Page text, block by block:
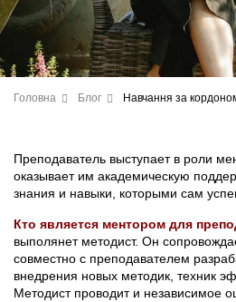
Головна Блог Навчання за
Преподаватель выступает в роли
оказывает им академическую
знания и навыки, которыми сам
Кто является ментором для
выполянет методист. Он
совместно с преподавателем
внедрения новых методик, техник
Методист проводит и независимое